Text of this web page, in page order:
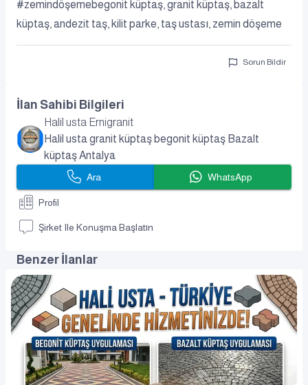
#zemindöşemebegonit küptaş, granit küptaş, bazalt
küptaş, andezit taş, kilit parke, taş ustası, zemin döşeme
Sorun Bildir
İlan Sahibi Bilgileri
Halil usta Ernigranit
Halil usta granit küptaş begonit küptaş Bazalt
küptaş Antalya
Ara WhatsApp
Profil
Şirket Ile Konuşma Başlatın
Benzer İlanlar